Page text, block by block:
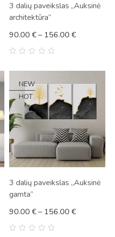
3 dalių paveikslas „Auksinė
architektūra”
90.00 €– 156.00 €
NEW
HOT
3 dalių paveikslas „Auksinė
gamta”
90.00 €– 156.00 €